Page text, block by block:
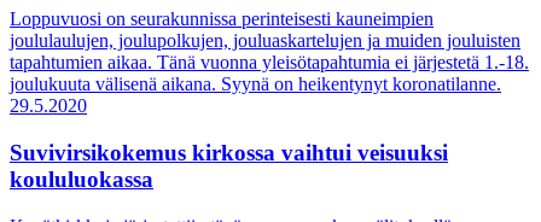
Loppuvuosi on seurakunnissa perinteisesti kauneimpien
joululaulujen, joulupolkujen, jouluaskartelujen ja muiden jouluisten
tapahtumien aikaa. Tänä vuonna yleisötapahtumia ei järjestetä 1.-18.
joulukuuta välisenä aikana. Syynä on heikentynyt koronatilanne.
29.5.2020
Suvivirsikokemus kirkossa vaihtui veisuuksi
koululuokassa